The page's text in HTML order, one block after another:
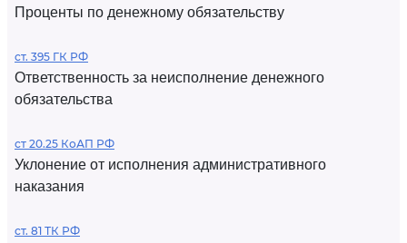
Проценты по денежному обязательству
ст. 395 ГК РФ
Ответственность за неисполнение денежного
обязательства
ст 20.25 КоАП РФ
Уклонение от исполнения административного
наказания
ст. 81 ТК РФ